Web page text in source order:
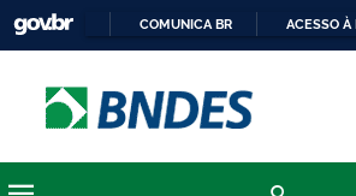
COMUNICA BR ACESSO À